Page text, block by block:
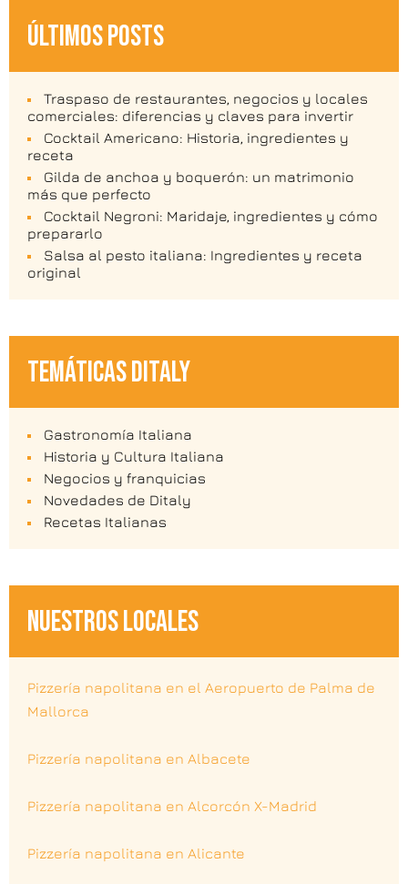
ÚLTIMOS POSTS
Traspaso de restaurantes, negocios y locales
comerciales: diferencias y claves para invertir
Cocktail Americano: Historia, ingredientes y
receta
Gilda de anchoa y boquerón: un matrimonio
más que perfecto
Cocktail Negroni: Maridaje, ingredientes y cómo
prepararlo
Salsa al pesto italiana: Ingredientes y receta
original
TEMÁTICAS DITALY
Gastronomía Italiana
Historia y Cultura Italiana
Negocios y franquicias
Novedades de Ditaly
Recetas Italianas
NUESTROS LOCALES
Pizzería napolitana en el Aeropuerto de Palma de
Mallorca
Pizzería napolitana en Albacete
Pizzería napolitana en Alcorcón X-Madrid
Pizzería napolitana en Alicante